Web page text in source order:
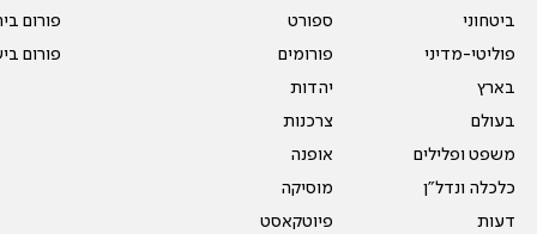
ביטחוני
פוליטי-מדיני
בארץ
בעולם
משפט ופלילים
כלכלה ונדל"ן
דעות
ספורט
פורומים
יהדות
צרכנות
אופנה
מוסיקה
פיוטקאסט
פורום
פורום